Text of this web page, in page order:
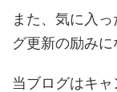
また、気に入
グ更新の励みに
当ブログはキ